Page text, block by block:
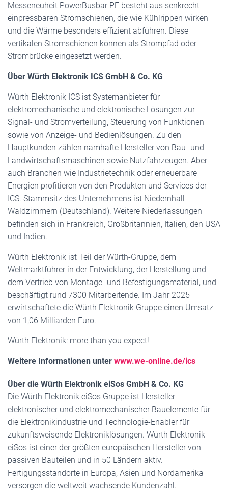
Messeneuheit PowerBusbar PF besteht aus senkrecht
einpressbaren Stromschienen, die wie Kühlrippen wirken
und die Wärme besonders effizient abführen. Diese
vertikalen Stromschienen können als Strompfad oder
Strombrücke eingesetzt werden.
Über Würth Elektronik ICS GmbH & Co. KG
Würth Elektronik ICS ist Systemanbieter für
elektromechanische und elektronische Lösungen zur
Signal- und Stromverteilung, Steuerung von Funktionen
sowie von Anzeige- und Bedienlösungen. Zu den
Hauptkunden zählen namhafte Hersteller von Bau- und
Landwirtschaftsmaschinen sowie Nutzfahrzeugen. Aber
auch Branchen wie Industrietechnik oder erneuerbare
Energien profitieren von den Produkten und Services der
ICS. Stammsitz des Unternehmens ist Niedernhall-
Waldzimmern (Deutschland). Weitere Niederlassungen
befinden sich in Frankreich, Großbritannien, Italien, den USA
und Indien.
Würth Elektronik ist Teil der Würth-Gruppe, dem
Weltmarktführer in der Entwicklung, der Herstellung und
dem Vertrieb von Montage- und Befestigungsmaterial, und
beschäftigt rund 7300 Mitarbeitende. Im Jahr 2025
erwirtschaftete die Würth Elektronik Gruppe einen Umsatz
von 1,06 Milliarden Euro.
Würth Elektronik: more than you expect!
Weitere Informationen unter www.we-online.de/ics
Über die Würth Elektronik eiSos GmbH & Co. KG
Die Würth Elektronik eiSos Gruppe ist Hersteller
elektronischer und elektromechanischer Bauelemente für
die Elektronikindustrie und Technologie-Enabler für
zukunftsweisende Elektroniklösungen. Würth Elektronik
eiSos ist einer der größten europäischen Hersteller von
passiven Bauteilen und in 50 Ländern aktiv.
Fertigungsstandorte in Europa, Asien und Nordamerika
versorgen die weltweit wachsende Kundenzahl.